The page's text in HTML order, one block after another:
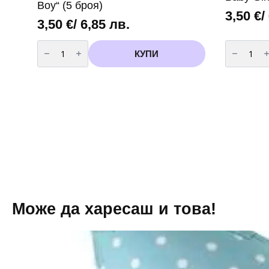
Boy“ (5 броя)
3,50 €/ 6,85 лв.
количество
за
Балони
за
КУПИ
3,50€/
за
Балони
за
Може да харесаш и това!